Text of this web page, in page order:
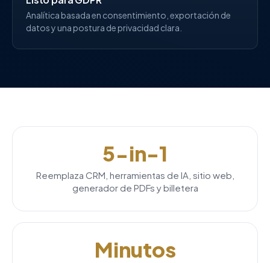
Analítica basada en consentimiento, exportación de
datos y una postura de privacidad clara.
5-in-1
Reemplaza CRM, herramientas de IA, sitio web,
generador de PDFs y billetera
Minutos